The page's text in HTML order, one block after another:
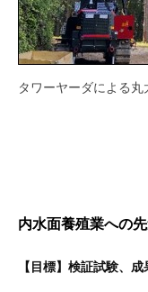
タワーヤーダによる丸
内水面養殖業への
【目標】検証試験、成